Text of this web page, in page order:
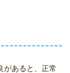
があると、正常